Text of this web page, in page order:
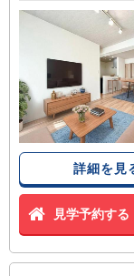
詳細を見
見学予約する